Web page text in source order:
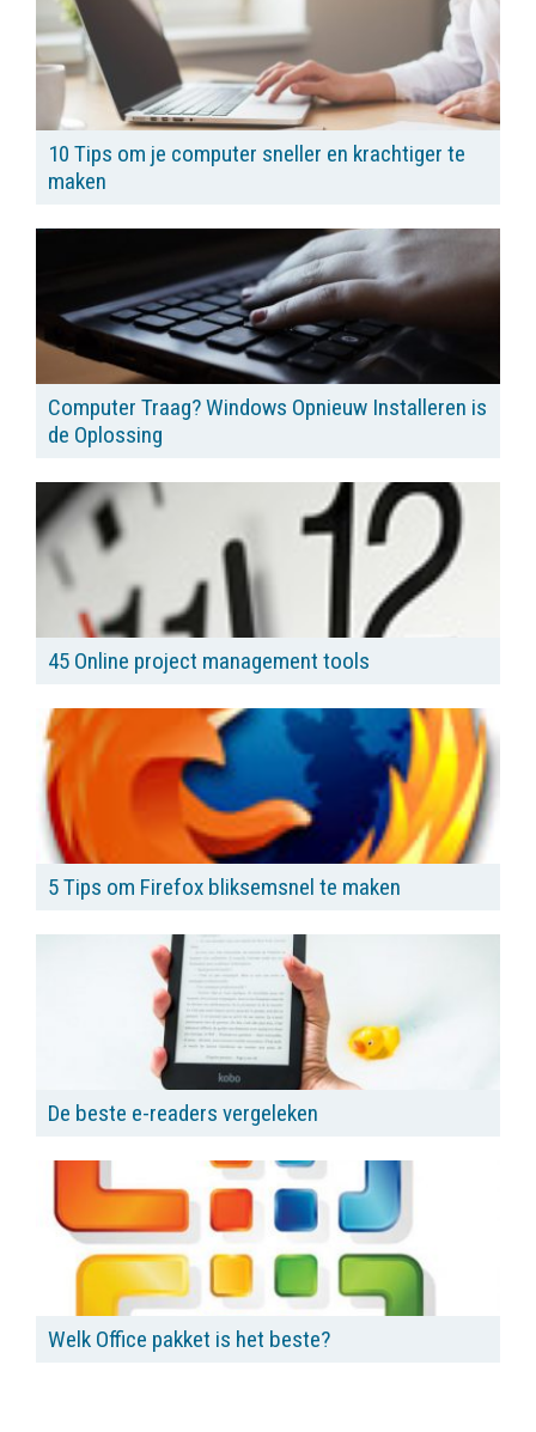
10 Tips om je computer sneller en krachtiger te
maken
Computer Traag? Windows Opnieuw Installeren is
de Oplossing
45 Online project management tools
5 Tips om Firefox bliksemsnel te maken
De beste e-readers vergeleken
Welk Office pakket is het beste?